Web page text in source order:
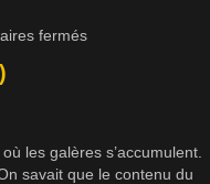
fermés
les galères s’accumulent.
savait que le contenu du